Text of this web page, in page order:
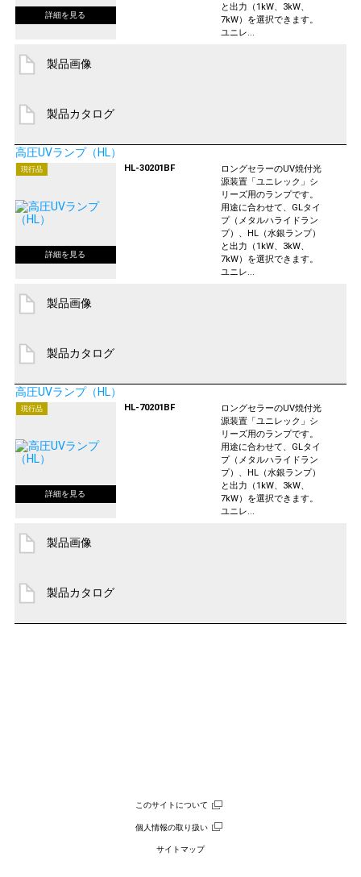
と出力（1kW、3kW、
7kW）を選択できます。
ユニレ...
製品画像
製品カタログ
高圧UVランプ（HL）
現行品 HL-30201BF
ロングセラーのUV焼付光
源装置「ユニレック」シ
リーズ用のランプです。
用途に合わせて、GLタイ
プ（メタルハライドラン
プ）、HL（水銀ランプ）
と出力（1kW、3kW、
7kW）を選択できます。
ユニレ...
製品画像
製品カタログ
高圧UVランプ（HL）
現行品 HL-70201BF
ロングセラーのUV焼付光
源装置「ユニレック」シ
リーズ用のランプです。
用途に合わせて、GLタイ
プ（メタルハライドラン
プ）、HL（水銀ランプ）
と出力（1kW、3kW、
7kW）を選択できます。
ユニレ...
製品画像
製品カタログ
このサイトについて
個人情報の取り扱い
サイトマップ